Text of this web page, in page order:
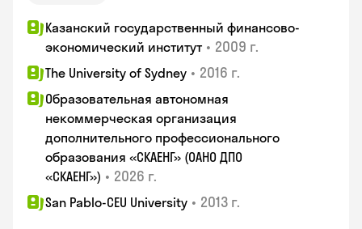
Казанский государственный финансово-
экономический институт • 2009 г.
The University of Sydney • 2016 г.
Образовательная автономная
некоммерческая организация
дополнительного профессионального
образования «СКАЕНГ» (ОАНО ДПО
«СКАЕНГ») • 2026 г.
San Pablo-CEU University • 2013 г.